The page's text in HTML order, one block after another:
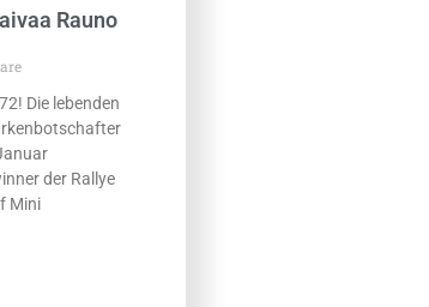
Rauno
Die lebenden
der Rallye
Mini